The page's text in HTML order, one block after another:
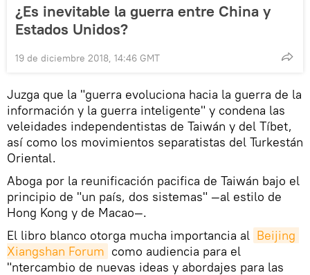
¿Es inevitable la guerra entre China y
Estados Unidos?
19 de diciembre 2018, 14:46 GMT
Juzga que la "guerra evoluciona hacia la guerra de la
información y la guerra inteligente" y condena las
veleidades independentistas de Taiwán y del Tíbet,
así como los movimientos separatistas del Turkestán
Oriental.
Aboga por la reunificación pacifica de Taiwán bajo el
principio de "un país, dos sistemas" —al estilo de
Hong Kong y de Macao—.
El libro blanco otorga mucha importancia al Beijing
Xiangshan Forum como audiencia para el
"ntercambio de nuevas ideas y abordajes para las